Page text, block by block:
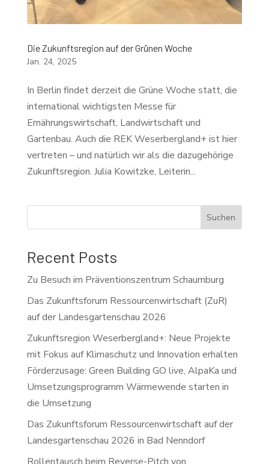
Die Zukunftsregion auf der Grünen Woche
Jan. 24, 2025
In Berlin findet derzeit die Grüne Woche statt, die
international wichtigsten Messe für
Ernährungswirtschaft, Landwirtschaft und
Gartenbau. Auch die REK Weserbergland+ ist hier
vertreten – und natürlich wir als die dazugehörige
Zukunftsregion. Julia Kowitzke, Leiterin...
Suchen
Recent Posts
Zu Besuch im Präventionszentrum Schaumburg
Das Zukunftsforum Ressourcenwirtschaft (ZuR)
auf der Landesgartenschau 2026
Zukunftsregion Weserbergland+: Neue Projekte
mit Fokus auf Klimaschutz und Innovation erhalten
Förderzusage: Green Building GO live, AlpaKa und
Umsetzungsprogramm Wärmewende starten in
die Umsetzung
Das Zukunftsforum Ressourcenwirtschaft auf der
Landesgartenschau 2026 in Bad Nenndorf